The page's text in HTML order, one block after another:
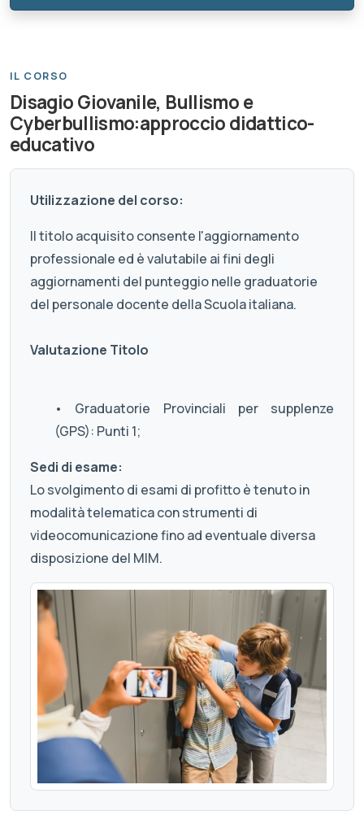
IL CORSO
Disagio Giovanile, Bullismo e
Cyberbullismo:approccio didattico-
educativo
Utilizzazione del corso:
Il titolo acquisito consente l'aggiornamento
professionale ed è valutabile ai fini degli
aggiornamenti del punteggio nelle graduatorie
del personale docente della Scuola italiana.
Valutazione Titolo
• Graduatorie Provinciali per supplenze
(GPS): Punti 1;
Sedi di esame:
Lo svolgimento di esami di profitto è tenuto in
modalità telematica con strumenti di
videocomunicazione fino ad eventuale diversa
disposizione del MIM.